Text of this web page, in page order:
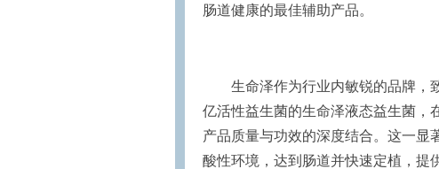
肠道健康的最佳辅助产品。
生命泽作为行业内敏锐的品牌，
亿活性益生菌的生命泽液态益生菌，
产品质量与功效的深度结合。这一显
酸性环境，达到肠道并快速定植，提